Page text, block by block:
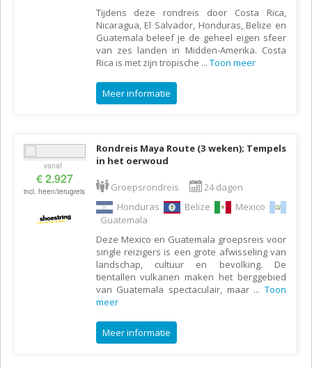
Tijdens deze rondreis door Costa Rica,
Nicaragua, El Salvador, Honduras, Belize en
Guatemala beleef je de geheel eigen sfeer
van zes landen in Midden-Amerika. Costa
Rica is met zijn tropische ... Toon meer
Meer informatie
vanaf
€ 2.927
incl. heen/terugreis
Rondreis Maya Route (3 weken); Tempels
in het oerwoud
Groepsrondreis
24 dagen
Honduras
Belize
Mexico
Guatemala
Deze Mexico en Guatemala groepsreis voor
single reizigers is een grote afwisseling van
landschap, cultuur en bevolking. De
tientallen vulkanen maken het berggebied
van Guatemala spectaculair, maar ... Toon
meer
Meer informatie